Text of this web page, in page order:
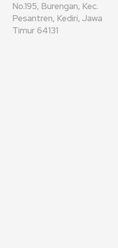
No.195, Burengan, Kec.
Pesantren, Kediri, Jawa
Timur 64131